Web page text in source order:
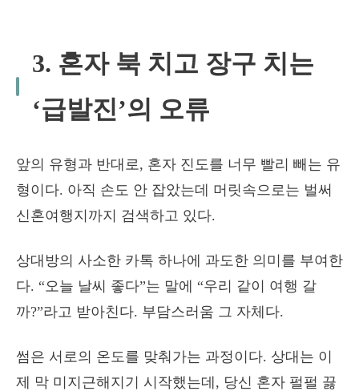
3. 혼자 북 치고 장구 치는
‘급발진’의 오류
앞의 유형과 반대로, 혼자 진도를 너무 빨리 빼는 유
형이다. 아직 손도 안 잡았는데 머릿속으로는 벌써
신혼여행지까지 검색하고 있다.
상대방의 사소한 카톡 하나에 과도한 의미를 부여한
다. “오늘 날씨 좋다”는 말에 “우리 같이 여행 갈
까?”라고 받아친다. 부담스러움 그 자체다.
썸은 서로의 온도를 맞춰가는 과정이다. 상대는 이
제 막 미지근해지기 시작했는데, 당신 혼자 펄펄 끓